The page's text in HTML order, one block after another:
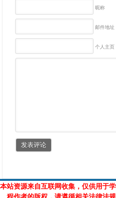
昵称
邮件地址
个人主页
本站资源来自互联网收集，仅供用于